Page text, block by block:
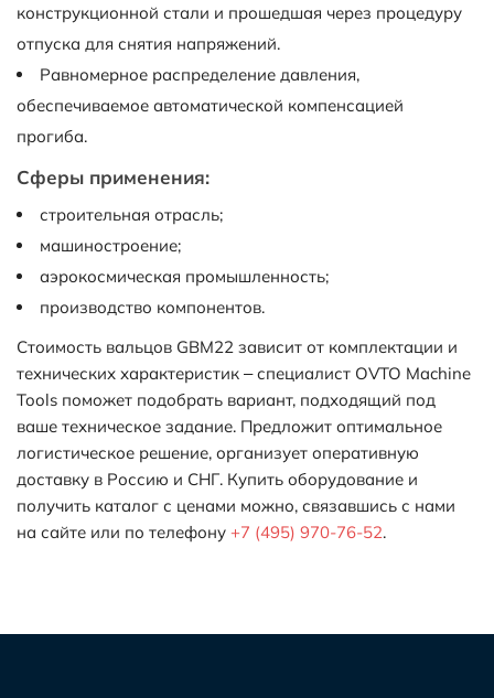
конструкционной стали и прошедшая через процедуру
отпуска для снятия напряжений.
Равномерное распределение давления,
обеспечиваемое автоматической компенсацией
прогиба.
Сферы применения:
строительная отрасль;
машиностроение;
аэрокосмическая промышленность;
производство компонентов.
Стоимость вальцов GBM22 зависит от комплектации и
технических характеристик – специалист OVTO Machine
Tools поможет подобрать вариант, подходящий под
ваше техническое задание. Предложит оптимальное
логистическое решение, организует оперативную
доставку в Россию и СНГ. Купить оборудование и
получить каталог с ценами можно, связавшись с нами
на сайте или по телефону +7 (495) 970-76-52.